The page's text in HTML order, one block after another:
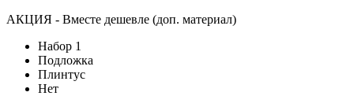
АКЦИЯ - Вместе дешевле (доп. материал)
Набор 1
Подложка
Плинтус
Нет